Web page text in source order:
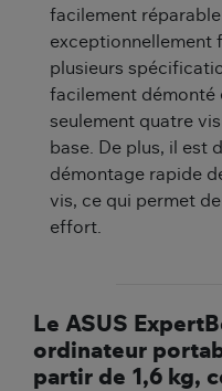
facilement
exceptionnellement
plusieurs
facilement démonté
seulement quatre
base. De plus, il est
démontage rapide
vis, ce qui permet
effort.
Le ASUS
ordinateur
partir de 1,6 kg,